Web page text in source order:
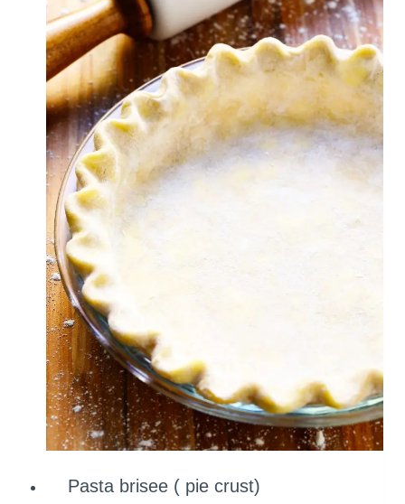
Pasta brisee ( pie crust)